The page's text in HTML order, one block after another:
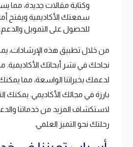
وكتابة مقالات جديدة، مما
سمعتك الأكاديمية ويفتح
للحصول على التمويل والدعم.
من خلال تطبيق هذه الإرشادات،
نجاحك في نشر أبحاثك الأكاديمية.
لدعمك بخبراتنا الواسعة، مما
بارزة في مجالك الأكاديمي. يمكنك
لاستكشاف المزيد من خدماتنا
رحلتك نحو التميز العلمي.